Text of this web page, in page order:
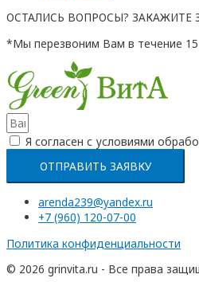
ОСТАЛИСЬ ВОПРОСЫ? ЗАКАЖИТЕ
*Мы перезвоним Вам в течение
Я согласен с условиями
ОТПРАВИТЬ ЗАЯВКУ
arenda239@yandex.ru
+7 (960) 120-07-00
Политика конфиденциальности
© 2026 grinvita.ru - Все права